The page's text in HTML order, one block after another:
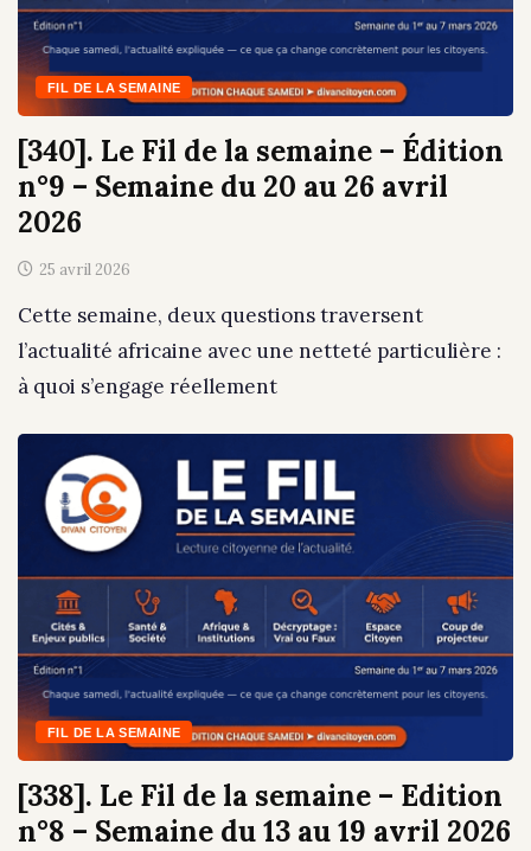
FIL DE LA SEMAINE
[340]. Le Fil de la semaine – Édition
n°9 – Semaine du 20 au 26 avril
2026
25 avril 2026
Cette semaine, deux questions traversent
l’actualité africaine avec une netteté particulière :
à quoi s’engage réellement
FIL DE LA SEMAINE
[338]. Le Fil de la semaine – Edition
n°8 – Semaine du 13 au 19 avril 2026